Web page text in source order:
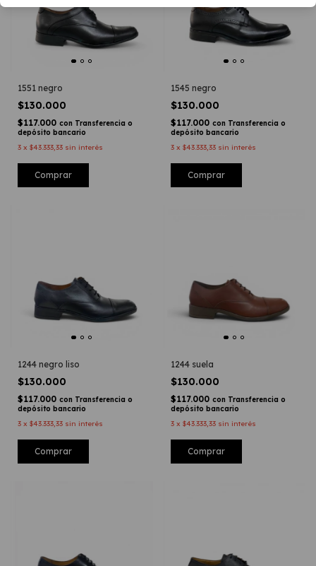
1551 negro
$130.000
$117.000 con Transferencia o
depósito bancario
3 x $43.333,33 sin interés
Comprar
1545 negro
$130.000
$117.000 con Transferencia o
depósito bancario
3 x $43.333,33 sin interés
Comprar
1244 negro liso
$130.000
$117.000 con Transferencia o
depósito bancario
3 x $43.333,33 sin interés
Comprar
1244 suela
$130.000
$117.000 con Transferencia o
depósito bancario
3 x $43.333,33 sin interés
Comprar